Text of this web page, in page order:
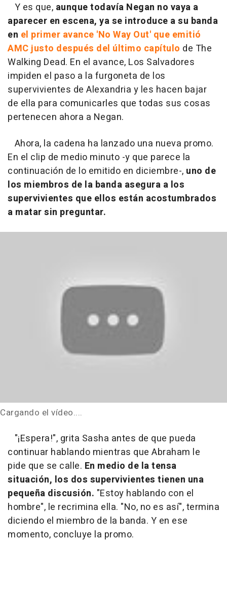
Y es que, aunque todavía Negan no vaya a
aparecer en escena, ya se introduce a su banda
en el primer avance 'No Way Out' que emitió
AMC justo después del último capítulo de The
Walking Dead. En el avance, Los Salvadores
impiden el paso a la furgoneta de los
supervivientes de Alexandria y les hacen bajar
de ella para comunicarles que todas sus cosas
pertenecen ahora a Negan.
Ahora, la cadena ha lanzado una nueva promo.
En el clip de medio minuto -y que parece la
continuación de lo emitido en diciembre-, uno de
los miembros de la banda asegura a los
supervivientes que ellos están acostumbrados
a matar sin preguntar.
Cargando el vídeo....
"¡Espera!", grita Sasha antes de que pueda
continuar hablando mientras que Abraham le
pide que se calle. En medio de la tensa
situación, los dos supervivientes tienen una
pequeña discusión. "Estoy hablando con el
hombre", le recrimina ella. "No, no es así", termina
diciendo el miembro de la banda. Y en ese
momento, concluye la promo.